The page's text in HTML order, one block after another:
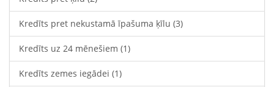
Kredīts pret nekustamā īpašuma ķīlu (3)
Kredīts uz 24 mēnešiem (1)
Kredīts zemes iegādei (1)